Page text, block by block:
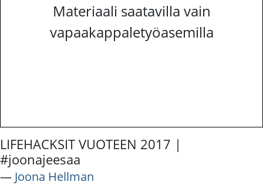
Materiaali saatavilla vain
vapaakappaletyöasemilla
LIFEHACKSIT VUOTEEN 2017 |
#joonajeesaa
― Joona Hellman